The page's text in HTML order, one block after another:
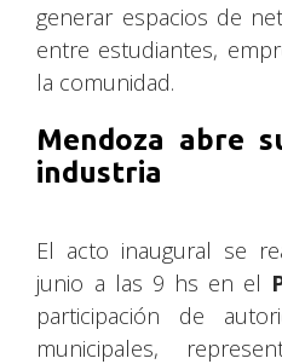
generar espacios de
entre estudiantes,
la comunidad.
Mendoza abre
industria
El acto inaugural se
junio a las 9 hs en el
participación de
municipales,